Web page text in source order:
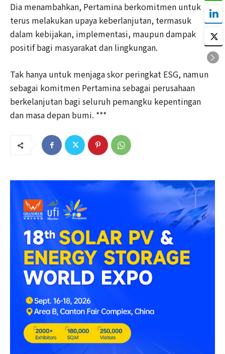
Dia menambahkan, Pertamina berkomitmen untuk
terus melakukan upaya keberlanjutan, termasuk
dalam kebijakan, implementasi, maupun dampak
positif bagi masyarakat dan lingkungan.
Tak hanya untuk menjaga skor peringkat ESG, namun
sebagai komitmen Pertamina sebagai perusahaan
berkelanjutan bagi seluruh pemangku kepentingan
dan masa depan bumi. ***